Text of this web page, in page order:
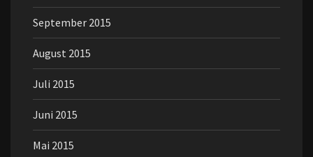
September 2015
August 2015
Juli 2015
Juni 2015
Mai 2015